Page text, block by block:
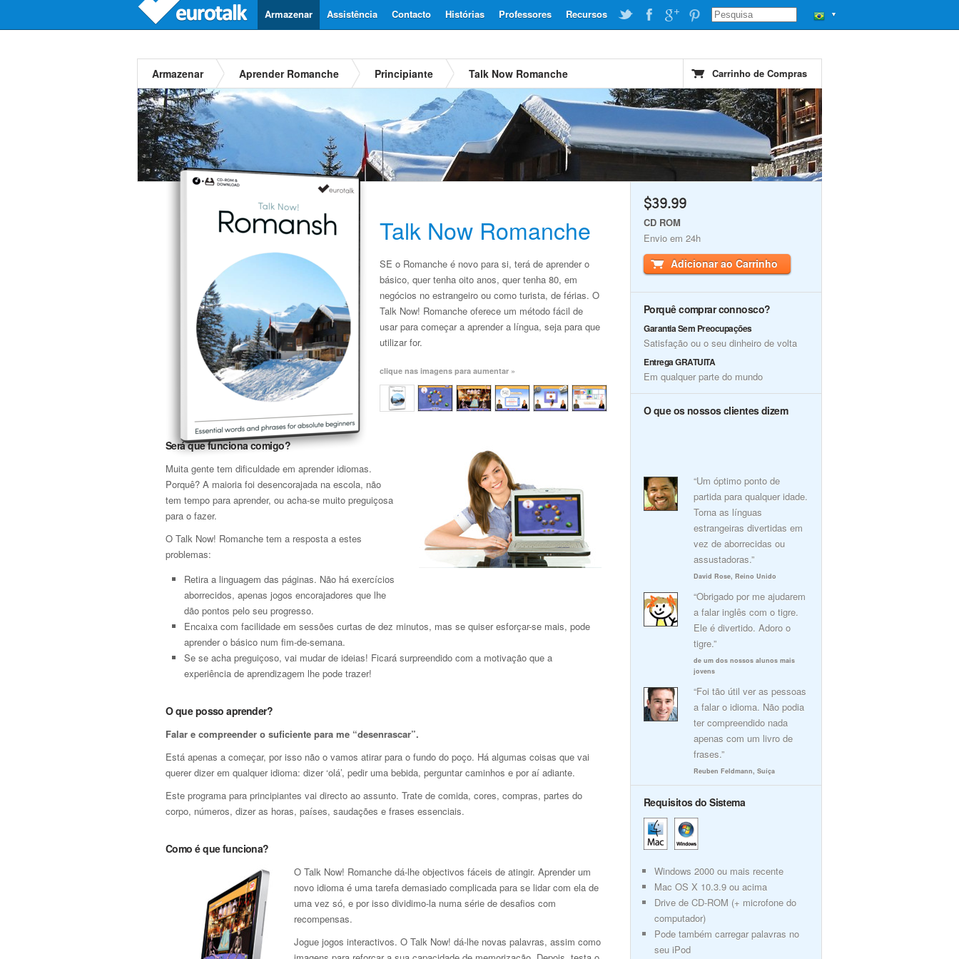
▼
Recursos
Professores
Histórias
Contacto
Assistência
Armazenar
Armazenar Aprender Romanche Principiante Talk Now Romanche Carrinho de Compras
Talk Now Romanche
SE o Romanche é novo para si, terá de aprender o
básico, quer tenha oito anos, quer tenha 80, em
negócios no estrangeiro ou como turista, de férias. O
Talk Now! Romanche oferece um método fácil de
usar para começar a aprender a língua, seja para que
utilizar for.
clique nas imagens para aumentar »
Será que funciona comigo?
Muita gente tem dificuldade em aprender idiomas.
Porquê? A maioria foi desencorajada na escola, não
tem tempo para aprender, ou acha-se muito preguiçosa
para o fazer.
O Talk Now! Romanche tem a resposta a estes
problemas:
Retira a linguagem das páginas. Não há exercícios
aborrecidos, apenas jogos encorajadores que lhe
dão pontos pelo seu progresso.
Encaixa com facilidade em sessões curtas de dez minutos, mas se quiser esforçar-se mais, pode
aprender o básico num fim-de-semana.
Se se acha preguiçoso, vai mudar de ideias! Ficará surpreendido com a motivação que a
experiência de aprendizagem lhe pode trazer!
O que posso aprender?
Falar e compreender o suficiente para me “desenrascar”.
Está apenas a começar, por isso não o vamos atirar para o fundo do poço. Há algumas coisas que vai
querer dizer em qualquer idioma: dizer ‘olá’, pedir uma bebida, perguntar caminhos e por aí adiante.
Este programa para principiantes vai directo ao assunto. Trate de comida, cores, compras, partes do
corpo, números, dizer as horas, países, saudações e frases essenciais.
Como é que funciona?
O Talk Now! Romanche dá-lhe objectivos fáceis de atingir. Aprender um
novo idioma é uma tarefa demasiado complicada para se lidar com ela de
uma vez só, e por isso dividimo-la numa série de desafios com
recompensas.
Jogue jogos interactivos. O Talk Now! dá-lhe novas palavras, assim como
$39.99
CD ROM
Envio em 24h
Adicionar ao Carrinho
Porquê comprar connosco?
Garantia Sem Preocupações
Satisfação ou o seu dinheiro de volta
Entrega GRATUITA
Em qualquer parte do mundo
O que os nossos clientes dizem
“Um óptimo ponto de
partida para qualquer idade.
Torna as línguas
estrangeiras divertidas em
vez de aborrecidas ou
assustadoras.”
David Rose, Reino Unido
“Obrigado por me ajudarem
a falar inglês com o tigre.
Ele é divertido. Adoro o
tigre.”
de um dos nossos alunos mais
jovens
“Foi tão útil ver as pessoas
a falar o idioma. Não podia
ter compreendido nada
apenas com um livro de
frases.”
Reuben Feldmann, Suíça
Requisitos do Sistema
Windows 2000 ou mais recente
Mac OS X 10.3.9 ou acima
Drive de CD-ROM (+ microfone do
computador)
Pode também carregar palavras no
seu iPod